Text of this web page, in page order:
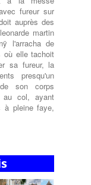
fureur sur
auprès des
martin
l'arracha de
où elle tachoit
sa fureur, la
presqu'un
son corps
col, ayant
à pleine faye,